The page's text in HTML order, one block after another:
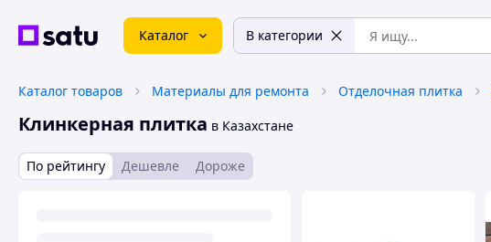
Каталог В категории
Каталог товаров Материалы для ремонта Отделочная плитка
Клинкерная плитка в Казахстане
По рейтингу Дешевле Дороже